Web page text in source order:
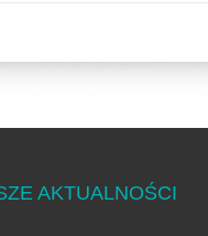
AKTUALNOŚCI